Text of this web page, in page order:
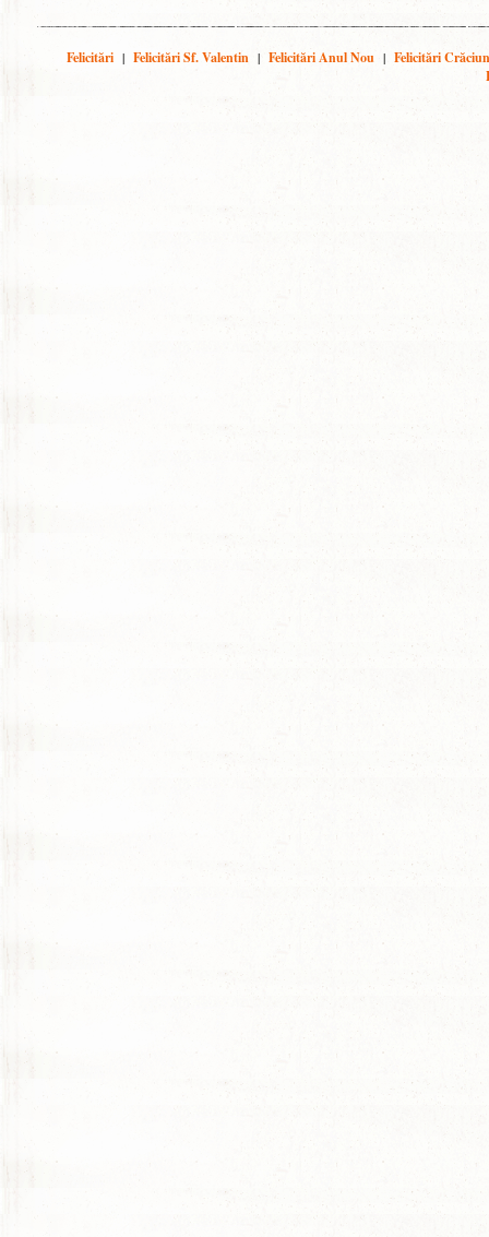
Felicitări | Felicitări Sf. Valentin | Felicitări Anul Nou | Felicitări